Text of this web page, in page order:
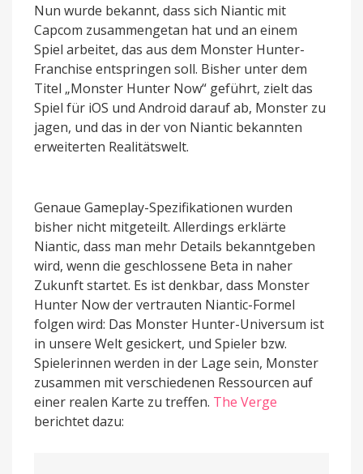
Nun wurde bekannt, dass sich Niantic mit
Capcom zusammengetan hat und an einem
Spiel arbeitet, das aus dem Monster Hunter-
Franchise entspringen soll. Bisher unter dem
Titel „Monster Hunter Now“ geführt, zielt das
Spiel für iOS und Android darauf ab, Monster zu
jagen, und das in der von Niantic bekannten
erweiterten Realitätswelt.
Genaue Gameplay-Spezifikationen wurden
bisher nicht mitgeteilt. Allerdings erklärte
Niantic, dass man mehr Details bekanntgeben
wird, wenn die geschlossene Beta in naher
Zukunft startet. Es ist denkbar, dass Monster
Hunter Now der vertrauten Niantic-Formel
folgen wird: Das Monster Hunter-Universum ist
in unsere Welt gesickert, und Spieler bzw.
Spielerinnen werden in der Lage sein, Monster
zusammen mit verschiedenen Ressourcen auf
einer realen Karte zu treffen. The Verge
berichtet dazu: